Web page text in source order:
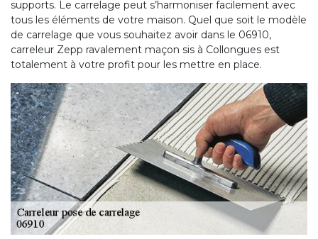
supports. Le carrelage peut s’harmoniser facilement avec
tous les éléments de votre maison. Quel que soit le modèle
de carrelage que vous souhaitez avoir dans le 06910,
carreleur Zepp ravalement maçon sis à Collongues est
totalement à votre profit pour les mettre en place.